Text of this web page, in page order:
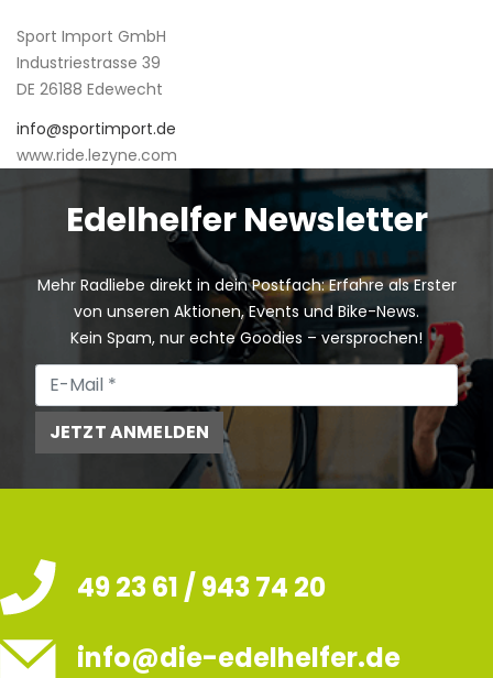
Sport Import GmbH
Industriestrasse 39
DE 26188 Edewecht
info@sportimport.de
www.ride.lezyne.com
Edelhelfer Newsletter
Mehr Radliebe direkt in dein Postfach: Erfahre als Erster
von unseren Aktionen, Events und Bike-News.
Kein Spam, nur echte Goodies – versprochen!
JETZT ANMELDEN
49 23 61 / 943 74 20
info@die-edelhelfer.de